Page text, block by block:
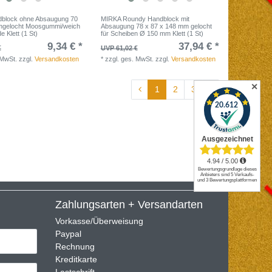
ohne Absaugung 70
Moosgummi/weich
Klett (1 St)
9,34 € *
zzgl. Versandkosten
MIRKA Roundy Handblock mit
Absaugung 78 x 87 x 148 mm gelocht
für Scheiben Ø 150 mm Klett (1 St)
UVP 61,02 €
37,94 € *
* zzgl. ges. MwSt. zzgl. Versandkosten
1 2 3
Zahlungsarten + Versandarten
Vorkasse/Überweisung
Paypal
Rechnung
Kreditkarte
✕